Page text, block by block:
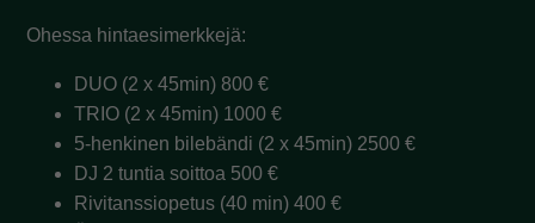
Ohessa hintaesimerkkejä:
DUO (2 x 45min) 800 €
TRIO (2 x 45min) 1000 €
5-henkinen bilebändi (2 x 45min) 2500 €
DJ 2 tuntia soittoa 500 €
Rivitanssiopetus (40 min) 400 €